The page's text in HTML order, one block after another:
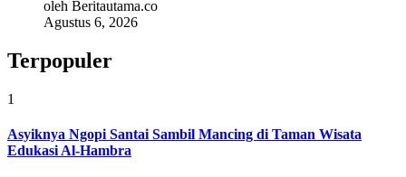
oleh Beritautama.co
Agustus 6, 2026
Terpopuler
1
Asyiknya Ngopi Santai Sambil Mancing di Taman Wisata
Edukasi Al-Hambra